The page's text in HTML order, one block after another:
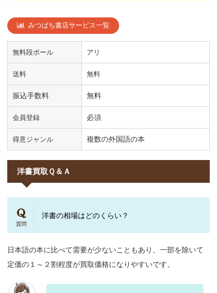
みつばち書店サービス一覧
無料段ボール アリ
送料 無料
振込手数料 無料
会員登録 必須
得意ジャンル 複数の外国語の本
洋書買取Ｑ＆Ａ
洋書の相場はどのくらい？
日本語の本に比べて需要が少ないこともあり、一部を除いて
定価の１～２割程度が買取価格になりやすいです。